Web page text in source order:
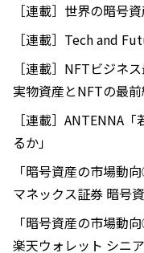
［連載］世界の暗号
［連載］Tech and
［連載］NFTビジネ
実物資産とNFTの最前
［連載］ANTENNA
るか」
「暗号資産の市場動
マネックス証券 暗号
「暗号資産の市場動
楽天ウォレット シニ